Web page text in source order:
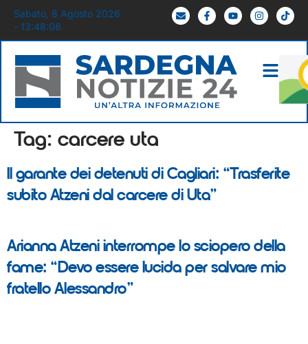
Sabato, 8 Agosto 2026
- 13:48:06
Tag: carcere uta
Il garante dei detenuti di Cagliari: “Trasferite
subito Atzeni dal carcere di Uta”
Arianna Atzeni interrompe lo sciopero della
fame: “Devo essere lucida per salvare mio
fratello Alessandro”